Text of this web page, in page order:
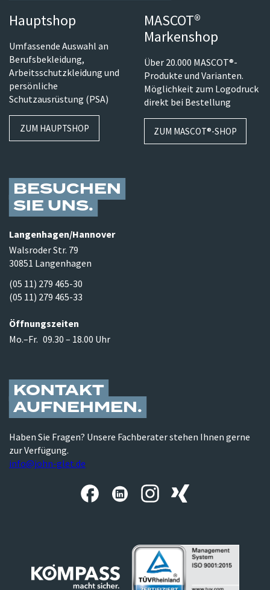
Hauptshop
Umfassende Auswahl an
Berufsbekleidung,
Arbeitsschutzkleidung und
persönliche
Schutzausrüstung (PSA)
ZUM HAUPTSHOP
MASCOT®
Markenshop
Über 20.000 MASCOT®-
Produkte und Varianten.
Möglichkeit zum Logodruck
direkt bei Bestellung
ZUM MASCOT®-SHOP
BESUCHEN
SIE UNS
Langenhagen/​Hannover
Walsroder Str. 79
30851 Langenhagen
(05 11) 279 465-30
(05 11) 279 465-33
Öffnungszeiten
Mo.–Fr. 09.30 – 18.00 Uhr
KONTAKT
AUFNEHMEN
Haben Sie Fragen? Unsere Fachberater stehen Ihnen gerne
zur Verfügung.
info@john-glet.de